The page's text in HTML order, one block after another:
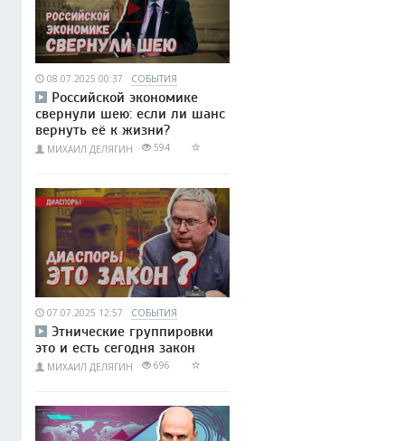
08.07.2025 00:37 СОБЫТИЯ
Российской экономике
свернули шею: если ли шанс
вернуть её к жизни?
МИХАИЛ ДЕЛЯГИН 594
07.07.2025 12:57 СОБЫТИЯ
Этнические группировки
это и есть сегодня закон
МИХАИЛ ДЕЛЯГИН 696